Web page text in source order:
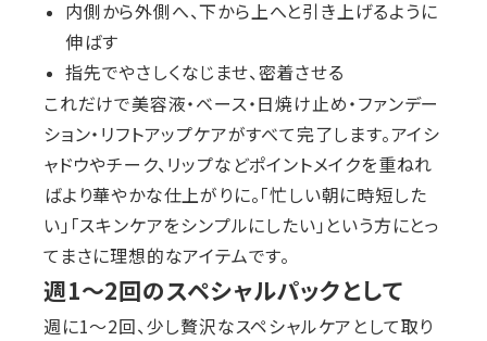
内側から外側へ、下から上へと引き上げるように
伸ばす
指先でやさしくなじませ、密着させる
これだけで美容液・ベース・日焼け止め・ファンデー
ション・リフトアップケアがすべて完了します。アイシ
ャドウやチーク、リップなどポイントメイクを重ねれ
ばより華やかな仕上がりに。「忙しい朝に時短した
い」「スキンケアをシンプルにしたい」という方にとっ
てまさに理想的なアイテムです。
週1〜2回のスペシャルパックとして
週に1〜2回、少し贅沢なスペシャルケアとして取り